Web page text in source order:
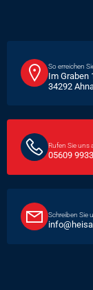
So erreichen
Im Graben
34292
Rufen Sie uns
05609 9933
Schreiben Sie